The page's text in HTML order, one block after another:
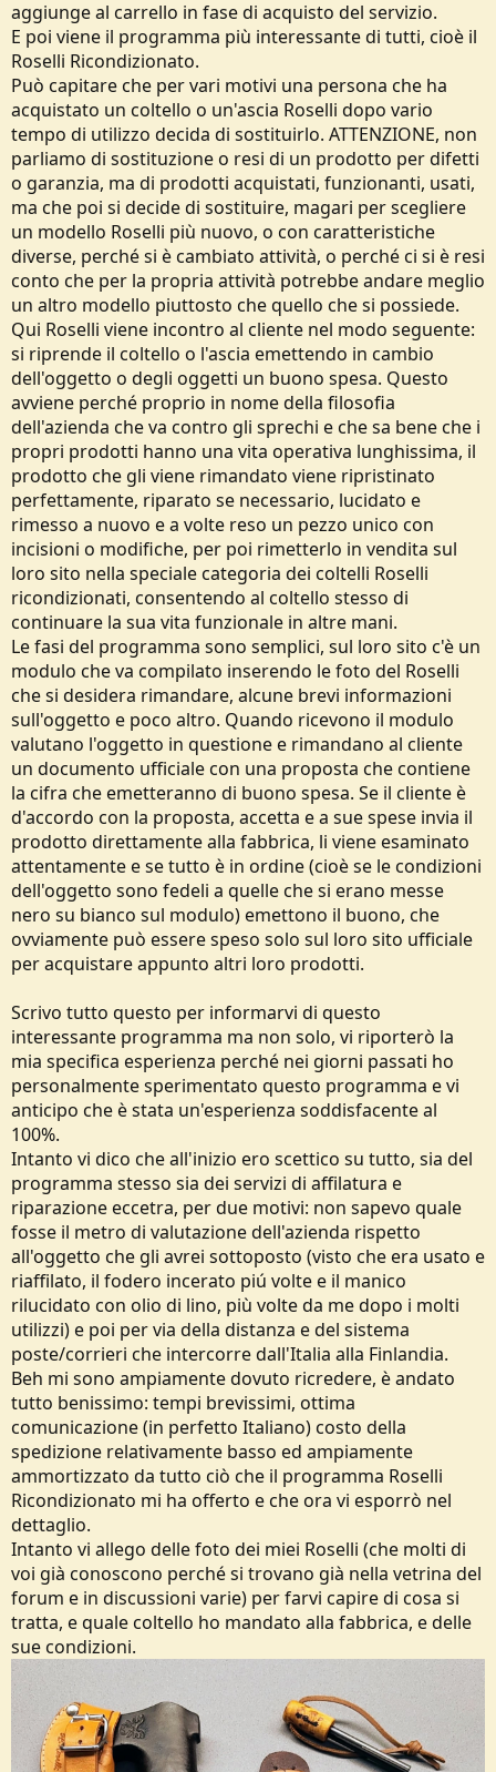
aggiunge al carrello in fase di acquisto del servizio.
E poi viene il programma più interessante di tutti, cioè il
Roselli Ricondizionato.
Può capitare che per vari motivi una persona che ha
acquistato un coltello o un'ascia Roselli dopo vario
tempo di utilizzo decida di sostituirlo. ATTENZIONE, non
parliamo di sostituzione o resi di un prodotto per difetti
o garanzia, ma di prodotti acquistati, funzionanti, usati,
ma che poi si decide di sostituire, magari per scegliere
un modello Roselli più nuovo, o con caratteristiche
diverse, perché si è cambiato attività, o perché ci si è resi
conto che per la propria attività potrebbe andare meglio
un altro modello piuttosto che quello che si possiede.
Qui Roselli viene incontro al cliente nel modo seguente:
si riprende il coltello o l'ascia emettendo in cambio
dell'oggetto o degli oggetti un buono spesa. Questo
avviene perché proprio in nome della filosofia
dell'azienda che va contro gli sprechi e che sa bene che i
propri prodotti hanno una vita operativa lunghissima, il
prodotto che gli viene rimandato viene ripristinato
perfettamente, riparato se necessario, lucidato e
rimesso a nuovo e a volte reso un pezzo unico con
incisioni o modifiche, per poi rimetterlo in vendita sul
loro sito nella speciale categoria dei coltelli Roselli
ricondizionati, consentendo al coltello stesso di
continuare la sua vita funzionale in altre mani.
Le fasi del programma sono semplici, sul loro sito c'è un
modulo che va compilato inserendo le foto del Roselli
che si desidera rimandare, alcune brevi informazioni
sull'oggetto e poco altro. Quando ricevono il modulo
valutano l'oggetto in questione e rimandano al cliente
un documento ufficiale con una proposta che contiene
la cifra che emetteranno di buono spesa. Se il cliente è
d'accordo con la proposta, accetta e a sue spese invia il
prodotto direttamente alla fabbrica, li viene esaminato
attentamente e se tutto è in ordine (cioè se le condizioni
dell'oggetto sono fedeli a quelle che si erano messe
nero su bianco sul modulo) emettono il buono, che
ovviamente può essere speso solo sul loro sito ufficiale
per acquistare appunto altri loro prodotti.
Scrivo tutto questo per informarvi di questo
interessante programma ma non solo, vi riporterò la
mia specifica esperienza perché nei giorni passati ho
personalmente sperimentato questo programma e vi
anticipo che è stata un'esperienza soddisfacente al
100%.
Intanto vi dico che all'inizio ero scettico su tutto, sia del
programma stesso sia dei servizi di affilatura e
riparazione eccetra, per due motivi: non sapevo quale
fosse il metro di valutazione dell'azienda rispetto
all'oggetto che gli avrei sottoposto (visto che era usato e
riaffilato, il fodero incerato piú volte e il manico
rilucidato con olio di lino, più volte da me dopo i molti
utilizzi) e poi per via della distanza e del sistema
poste/corrieri che intercorre dall'Italia alla Finlandia.
Beh mi sono ampiamente dovuto ricredere, è andato
tutto benissimo: tempi brevissimi, ottima
comunicazione (in perfetto Italiano) costo della
spedizione relativamente basso ed ampiamente
ammortizzato da tutto ciò che il programma Roselli
Ricondizionato mi ha offerto e che ora vi esporrò nel
dettaglio.
Intanto vi allego delle foto dei miei Roselli (che molti di
voi già conoscono perché si trovano già nella vetrina del
forum e in discussioni varie) per farvi capire di cosa si
tratta, e quale coltello ho mandato alla fabbrica, e delle
sue condizioni.